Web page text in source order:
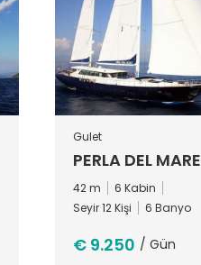
Gulet
PERLA DEL MARE
42 m
6 Kabin
Seyir 12 Kişi
6 Banyo
€ 9.250 / Gün